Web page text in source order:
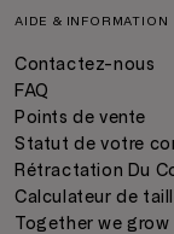
AIDE & INFORMATION
Contactez-nous
FAQ
Points de vente
Statut de votre
Rétractation Du
Calculateur de
Together we grow